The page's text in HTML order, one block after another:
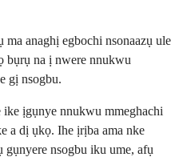
anaghị egbochi nsonaazụ ule
bụrụ na ị nwere nnukwu
gị nsogbu.
ịgụnye nnukwu mmeghachi
a dị ụkọ. Ihe ịrịba ama nke
nsogbu iku ume, afụ